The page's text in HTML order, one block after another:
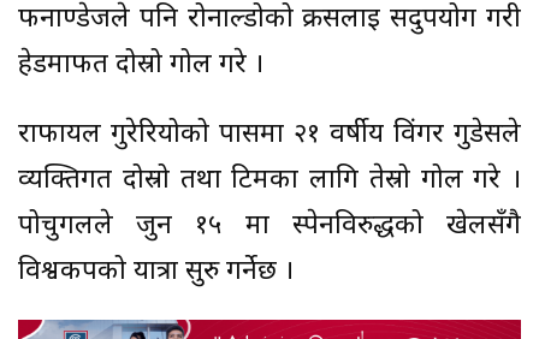
फर्नाण्डेजले पनि रोनाल्डोको क्रसलाई सदुपयोग गरी
हेडमार्फत दोस्रो गोल गरे ।
राफायल गुरेरियोको पासमा २१ वर्षीय विंगर गुडेसले
व्यक्तिगत दोस्रो तथा टिमका लागि तेस्रो गोल गरे ।
पोर्चुगलले जुन १५ मा स्पेनविरुद्धको खेलसँगै
विश्वकपको यात्रा सुरु गर्नेछ ।